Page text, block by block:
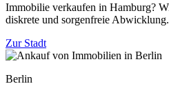
Immobilie verkaufen in Hamburg?
diskrete und sorgenfreie Abwicklung.
Zur Stadt
Berlin